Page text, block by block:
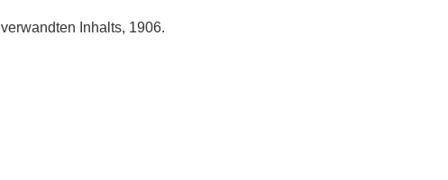
verwandten Inhalts, 1906.